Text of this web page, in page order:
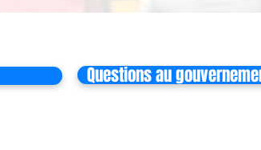
Questions au